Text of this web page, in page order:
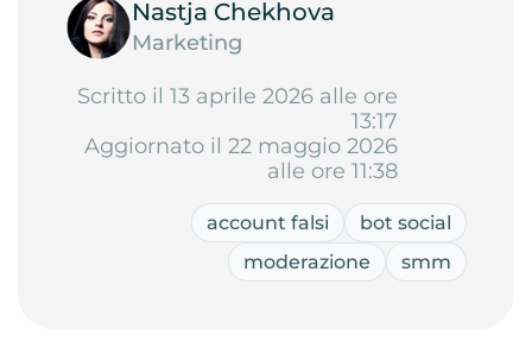
Nastja Chekhova
Marketing
Scritto il 13 aprile 2026 alle ore
13:17
Aggiornato il 22 maggio 2026
alle ore 11:38
account falsi
bot social
moderazione
smm